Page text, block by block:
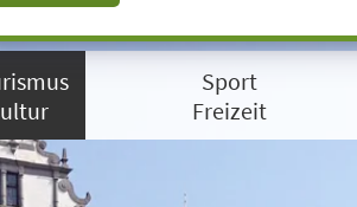
Sport
Freizeit